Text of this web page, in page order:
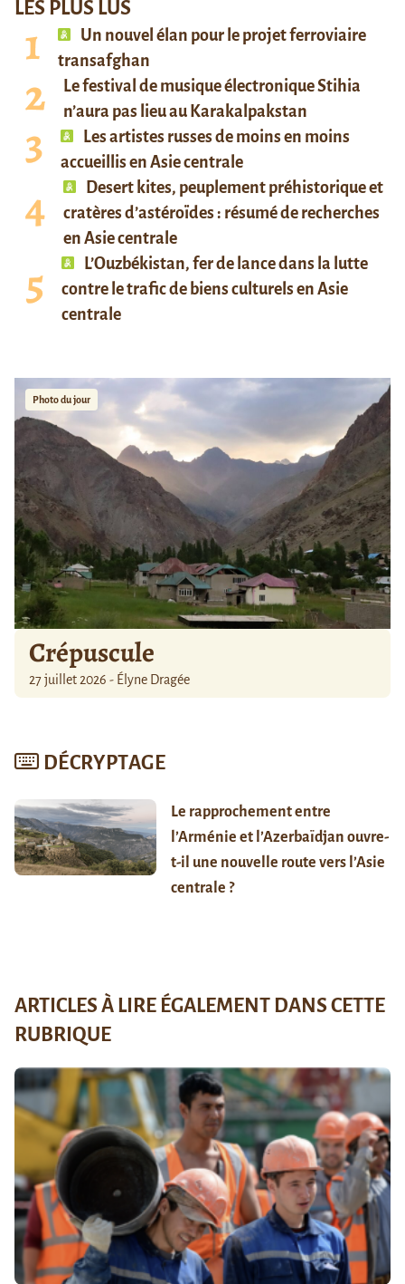
LES PLUS LUS
Un nouvel élan pour le projet ferroviaire
transafghan
Le festival de musique électronique Stihia
n’aura pas lieu au Karakalpakstan
Les artistes russes de moins en moins
accueillis en Asie centrale
Desert kites, peuplement préhistorique et
cratères d’astéroïdes : résumé de recherches
en Asie centrale
L’Ouzbékistan, fer de lance dans la lutte
contre le trafic de biens culturels en Asie
centrale
Photo du jour
Crépuscule
27 juillet 2026 - Élyne Dragée
DÉCRYPTAGE
Le rapprochement entre
l’Arménie et l’Azerbaïdjan ouvre-
t-il une nouvelle route vers l’Asie
centrale ?
ARTICLES À LIRE ÉGALEMENT DANS CETTE
RUBRIQUE